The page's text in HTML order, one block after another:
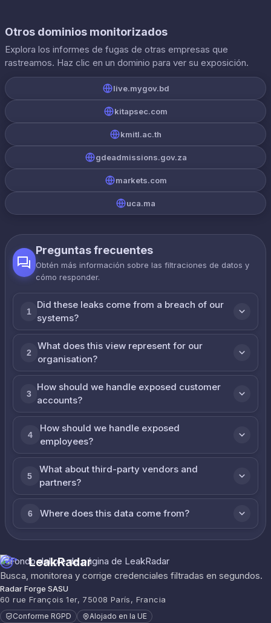
Otros dominios monitorizados
Explora los informes de fugas de otras empresas que
rastreamos. Haz clic en un dominio para ver su exposición.
live.mygov.bd
kitapsec.com
kmitl.ac.th
gdeadmissions.gov.za
markets.com
uca.ma
Preguntas frecuentes
Obtén más información sobre las filtraciones de datos y
cómo responder.
1
Did these leaks come from a breach of our
systems?
2
What does this view represent for our
organisation?
3
How should we handle exposed customer
accounts?
4
How should we handle exposed
employees?
5
What about third-party vendors and
partners?
6 Where does this data come from?
LeakRadar
Busca, monitorea y corrige credenciales filtradas en segundos.
Radar Forge SASU
60 rue François 1er, 75008 París, Francia
Conforme RGPD Alojado en la UE